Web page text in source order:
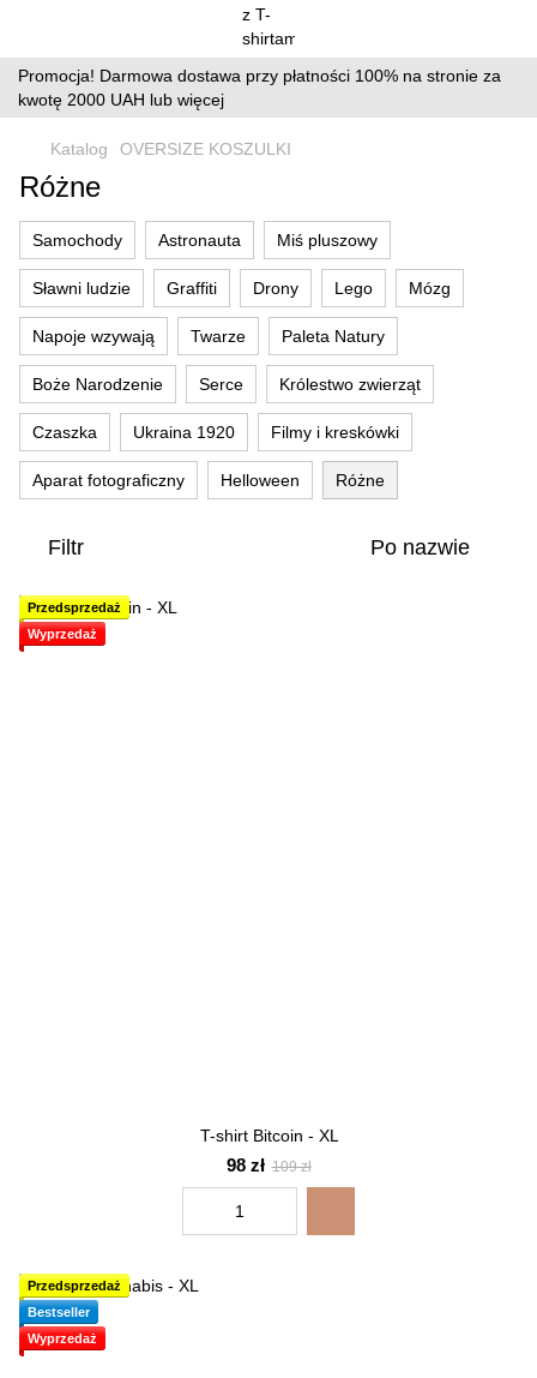
Promocja! Darmowa dostawa przy płatności 100% na stronie za
kwotę 2000 UAH lub więcej
Katalog OVERSIZE KOSZULKI
Różne
Samochody Astronauta Miś pluszowy
Sławni ludzie Graffiti Drony Lego Mózg
Napoje wzywają Twarze Paleta Natury
Boże Narodzenie Serce Królestwo zwierząt
Czaszka Ukraina 1920 Filmy i kreskówki
Aparat fotograficzny Helloween Różne
Filtr Po nazwie
Przedsprzedaż
Wyprzedaż
T-shirt Bitcoin - XL
98 zł 109 zł
Przedsprzedaż
Bestseller
Wyprzedaż